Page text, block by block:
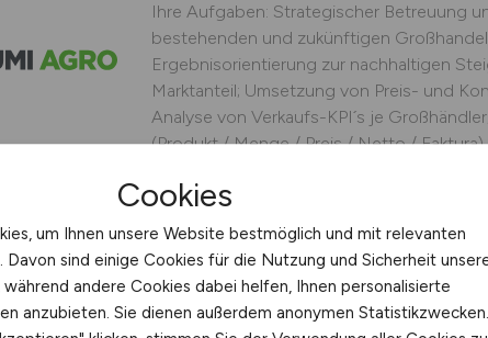
Ihre Aufgaben: Strategischer Betreuung
bestehenden und zukünftigen
Ergebnisorientierung zur nachhaltigen
Marktanteil; Umsetzung von Preis- und
Analyse von Verkaufs-KPI´s je
(Produkt / Menge / Preis / Netto /
Sumi Agro
heute
Außendienst deutschlandweit, Home
Cookies
um Ihnen unsere Website bestmöglich und mit relevanten
Davon sind einige Cookies für die Nutzung und Sicherheit
andere Cookies dabei helfen, Ihnen personalisierte
anzubieten. Sie dienen außerdem anonymen Statistikzwecken.